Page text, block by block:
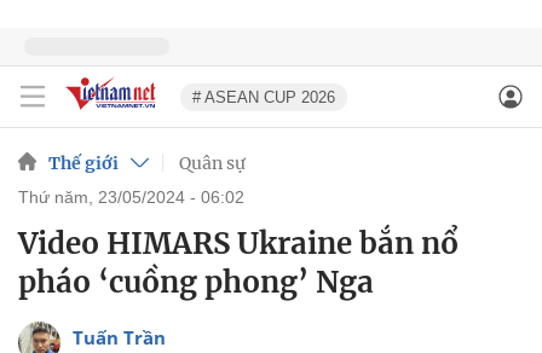
# ASEAN CUP 2026
Thế giới Quân sự
thứ năm, 23/05/2024 - 06:02
Video HIMARS Ukraine bắn nổ
pháo ‘cuồng phong’ Nga
Tuấn Trần